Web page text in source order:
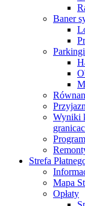
Baner
Wyniki
Strefa
Mapa
Opłaty